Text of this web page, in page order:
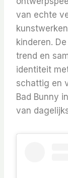
van echte
kinderen.
trend en
identiteit
schattig en
Bad Bunny
van